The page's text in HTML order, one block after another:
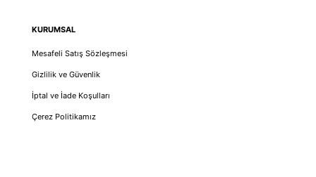
KURUMSAL
Mesafeli Satış Sözleşmesi
Gizlilik ve Güvenlik
İptal ve İade Koşulları
Çerez Politikamız